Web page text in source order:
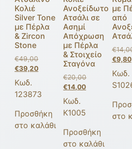
Κολιέ
Silver Tone
με Πέρλα
& Zircon
Stone
€49,00
€39,20
Κωδ.
123873
Προσθήκη
στο καλάθι
Ανοξείδωτο
Ατσάλι σε
Ασημί
Απόχρωση
με Πέρλα
& Στοιχείο
Σταγόνα
€20,00
€14,00
Κωδ.
K1005
Προσθήκη
στο καλάθι
με
από
€
€9,80
Κωδ.
στο